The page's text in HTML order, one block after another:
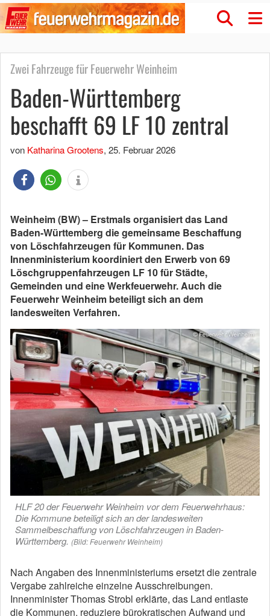
Zwei Fahrzeuge für Feuerwehr Weinheim
Baden-Württemberg
beschafft 69 LF 10 zentral
von Katharina Grootens, 25. Februar 2026
Weinheim (BW) – Erstmals organisiert das Land
Baden-Württemberg die gemeinsame Beschaffung
von Löschfahrzeugen für Kommunen. Das
Innenministerium koordiniert den Erwerb von 69
Löschgruppenfahrzeugen LF 10 für Städte,
Gemeinden und eine Werkfeuerwehr. Auch die
Feuerwehr Weinheim beteiligt sich an dem
landesweiten Verfahren.
HLF 20 der Feuerwehr Weinheim vor dem Feuerwehrhaus:
Die Kommune beteiligt sich an der landesweiten
Sammelbeschaffung von Löschfahrzeugen in Baden-
Württemberg. (Bild: Feuerwehr Weinheim)
Nach Angaben des Innenministeriums ersetzt die zentrale
Vergabe zahlreiche einzelne Ausschreibungen.
Innenminister Thomas Strobl erklärte, das Land entlaste
die Kommunen, reduziere bürokratischen Aufwand und